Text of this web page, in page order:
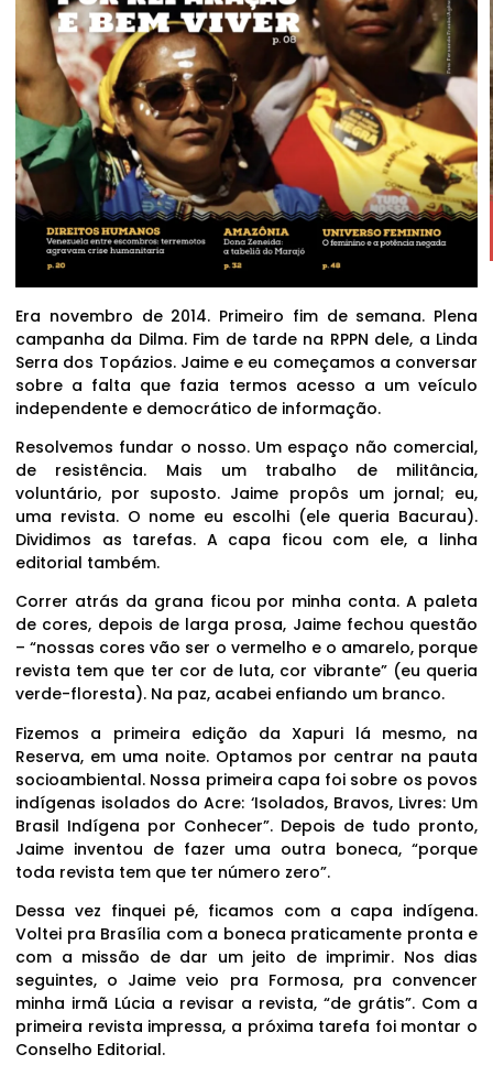
Era novembro de 2014. Primeiro fim de semana. Plena
campanha da Dilma. Fim de tarde na RPPN dele, a Linda
Serra dos Topázios. Jaime e eu começamos a conversar
sobre a falta que fazia termos acesso a um veículo
independente e democrático de informação.
Resolvemos fundar o nosso. Um espaço não comercial,
de resistência. Mais um trabalho de militância,
voluntário, por suposto. Jaime propôs um jornal; eu,
uma revista. O nome eu escolhi (ele queria Bacurau).
Dividimos as tarefas. A capa ficou com ele, a linha
editorial também.
Correr atrás da grana ficou por minha conta. A paleta
de cores, depois de larga prosa, Jaime fechou questão
– “nossas cores vão ser o vermelho e o amarelo, porque
revista tem que ter cor de luta, cor vibrante” (eu queria
verde-floresta). Na paz, acabei enfiando um branco.
Fizemos a primeira edição da Xapuri lá mesmo, na
Reserva, em uma noite. Optamos por centrar na pauta
socioambiental. Nossa primeira capa foi sobre os povos
indígenas isolados do Acre: ‘Isolados, Bravos, Livres: Um
Brasil Indígena por Conhecer”. Depois de tudo pronto,
Jaime inventou de fazer uma outra boneca, “porque
toda revista tem que ter número zero”.
Dessa vez finquei pé, ficamos com a capa indígena.
Voltei pra Brasília com a boneca praticamente pronta e
com a missão de dar um jeito de imprimir. Nos dias
seguintes, o Jaime veio pra Formosa, pra convencer
minha irmã Lúcia a revisar a revista, “de grátis”. Com a
primeira revista impressa, a próxima tarefa foi montar o
Conselho Editorial.